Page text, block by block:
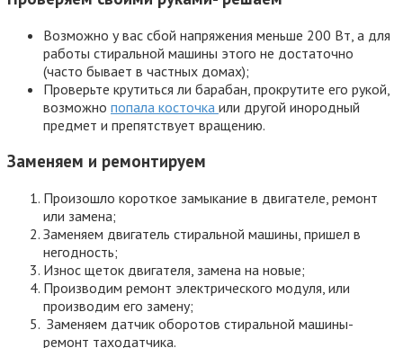
Возможно у вас сбой напряжения меньше 200 Вт, а для
работы стиральной машины этого не достаточно
(часто бывает в частных домах);
Проверьте крутиться ли барабан, прокрутите его рукой,
возможно попала косточка или другой инородный
предмет и препятствует вращению.
Заменяем и ремонтируем
Произошло короткое замыкание в двигателе, ремонт
или замена;
Заменяем двигатель стиральной машины, пришел в
негодность;
Износ щеток двигателя, замена на новые;
Производим ремонт электрического модуля, или
производим его замену;
Заменяем датчик оборотов стиральной машины-
ремонт таходатчика.